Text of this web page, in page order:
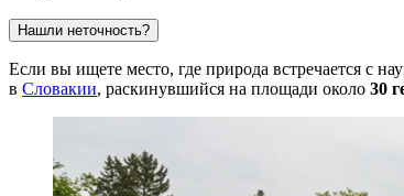
Нашли неточность?
Если вы ищете место, где природа встречается с
в Словакии, раскинувшийся на площади около 30